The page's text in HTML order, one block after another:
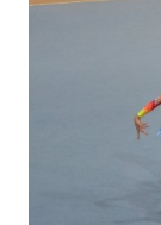
Your E-
en